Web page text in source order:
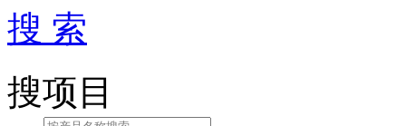
搜 索
搜项目